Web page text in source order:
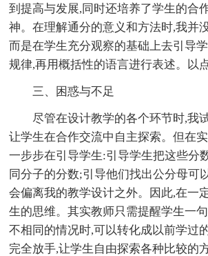
到提高与发展,同时还培养了学生的合
神。在理解通分的意义和方法时,我并
而是在学生充分观察的基础上去引导
规律,再用概括性的语言进行表述。以
三、困惑与不足
尽管在设计教学的各个环节时,我
让学生在合作交流中自主探索。但在
一步步在引导学生:引导学生把这些分
同分子的分数;引导他们找出公分母可
会偏离我的教学设计之外。因此,在一
生的思维。其实教师只需提醒学生一
不相同的情况时,可以转化成以前学过
完全放手,让学生自由探索各种比较的